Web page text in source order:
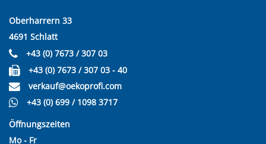
Oberharrern 33
4691 Schlatt
+43 (0) 7673 / 307 03
+43 (0) 7673 / 307 03 - 40
verkauf@oekoprofi.com
+43 (0) 699 / 1098 3717
Öffnungszeiten
Mo - Fr